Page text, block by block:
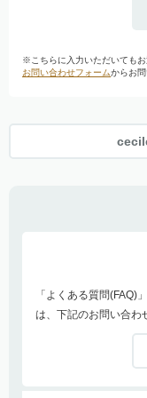
※こちらに入力いただいてもお
お問い合わせフォームからお問
「よくある質問(FAQ)
は、下記のお問い合わ